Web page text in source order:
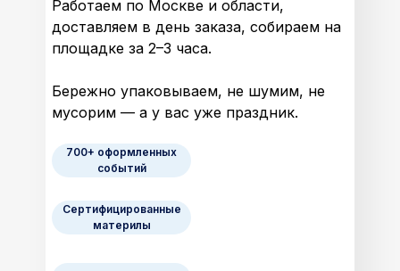
Работаем по Москве и области,
доставляем в день заказа, собираем на
площадке за 2–3 часа.
Бережно упаковываем, не шумим, не
мусорим — а у вас уже праздник.
Сертифицированные
материлы
700+ оформленных
событий